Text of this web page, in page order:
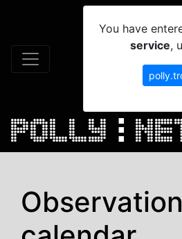
You have
service,
Observation